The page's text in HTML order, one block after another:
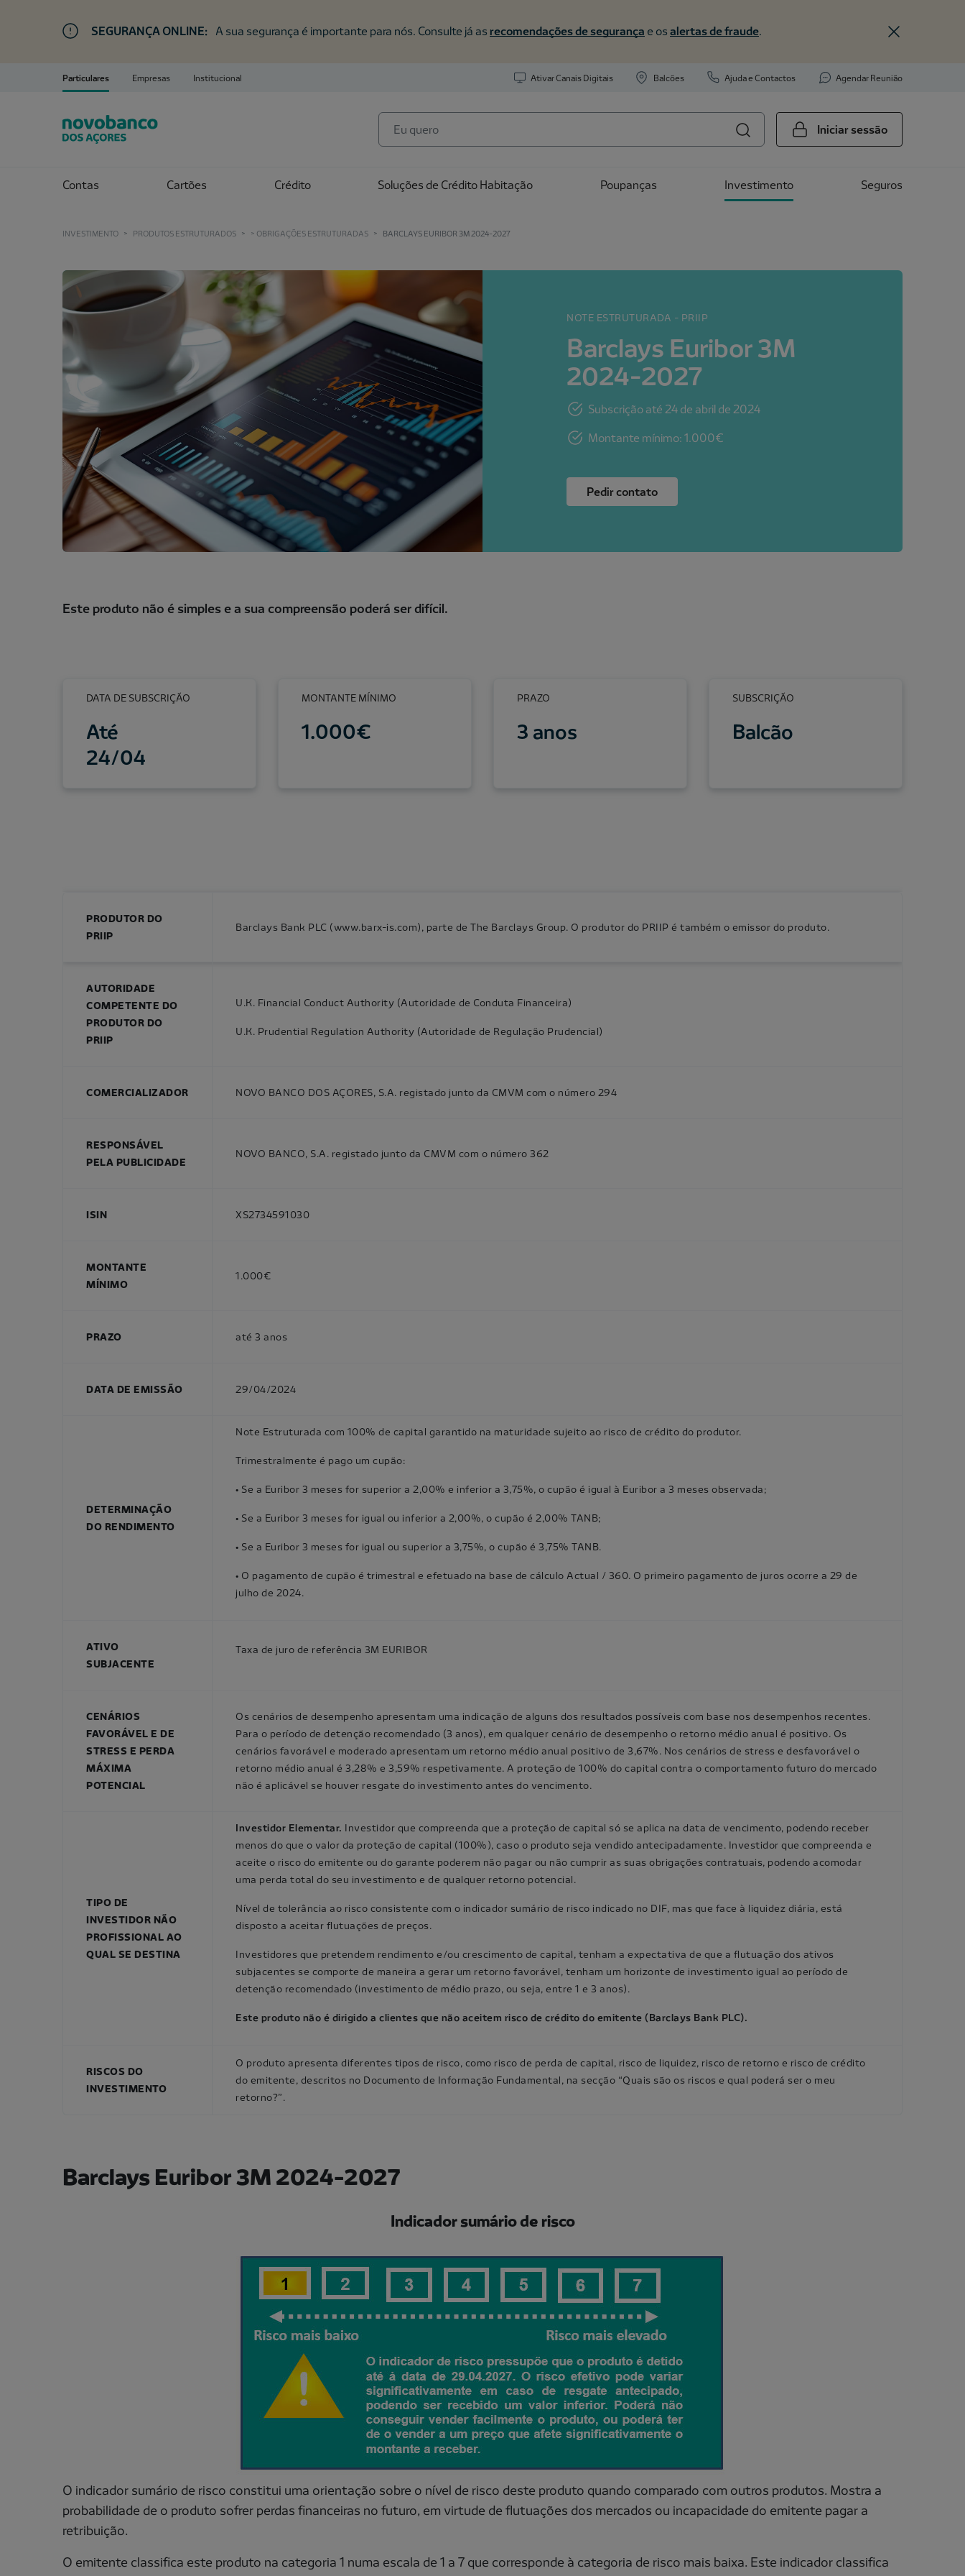
SEGURANÇA ONLINE: A sua segurança é importante para nós. Consulte já as recomendações de segurança e os alertas de fraude
Particulares Empresas Institucional Ativar Canais Digitais Balcões Ajuda e Contactos Agendar Reunião
Iniciar sessão
Contas Cartões Crédito Soluções de Crédito Habitação Poupanças Investimento Seguros
INVESTIMENTO > PRODUTOS ESTRUTURADOS > > OBRIGAÇÕES ESTRUTURADAS > BARCLAYS EURIBOR 3M 2024-2027
NOTE ESTRUTURADA - PRIIP
Barclays Euribor 3M
2024-2027
Subscrição até 24 de abril de 2024
Montante mínimo: 1.000€
Pedir contato
Este produto não é simples e a sua compreensão poderá ser difícil.
DATA DE SUBSCRIÇÃO
Até
24/04
MONTANTE MÍNIMO
1.000€
PRAZO
3 anos
SUBSCRIÇÃO
Balcão
PRODUTOR DO
PRIIP
Barclays Bank PLC (www.barx-is.com), parte de The Barclays Group. O produtor do PRIIP é também o emissor do produto.
AUTORIDADE
COMPETENTE DO
PRODUTOR DO
PRIIP
U.K. Financial Conduct Authority (Autoridade de Conduta Financeira)
U.K. Prudential Regulation Authority (Autoridade de Regulação Prudencial)
COMERCIALIZADOR NOVO BANCO DOS AÇORES, S.A. registado junto da CMVM com o número 294
RESPONSÁVEL
PELA PUBLICIDADE
NOVO BANCO, S.A. registado junto da CMVM com o número 362
ISIN XS2734591030
MONTANTE
MÍNIMO
1.000€
PRAZO até 3 anos
DATA DE EMISSÃO 29/04/2024
DETERMINAÇÃO
DO RENDIMENTO
Note Estruturada com 100% de capital garantido na maturidade sujeito ao risco de crédito do produtor.
Trimestralmente é pago um cupão:
• Se a Euribor 3 meses for superior a 2,00% e inferior a 3,75%, o cupão é igual à Euribor a 3 meses observada;
• Se a Euribor 3 meses for igual ou inferior a 2,00%, o cupão é 2,00% TANB;
• Se a Euribor 3 meses for igual ou superior a 3,75%, o cupão é 3,75% TANB.
• O pagamento de cupão é trimestral e efetuado na base de cálculo Actual / 360. O primeiro pagamento de juros ocorre a 29 de
julho de 2024.
ATIVO
SUBJACENTE
Taxa de juro de referência 3M EURIBOR
CENÁRIOS
FAVORÁVEL E DE
STRESS E PERDA
MÁXIMA
POTENCIAL
Os cenários de desempenho apresentam uma indicação de alguns dos resultados possíveis com base nos desempenhos recentes.
Para o período de detenção recomendado (3 anos), em qualquer cenário de desempenho o retorno médio anual é positivo. Os
cenários favorável e moderado apresentam um retorno médio anual positivo de 3,67%. Nos cenários de stress e desfavorável o
retorno médio anual é 3,28% e 3,59% respetivamente. A proteção de 100% do capital contra o comportamento futuro do mercado
não é aplicável se houver resgate do investimento antes do vencimento.
TIPO DE
INVESTIDOR NÃO
PROFISSIONAL AO
QUAL SE DESTINA
Investidor Elementar. Investidor que compreenda que a proteção de capital só se aplica na data de vencimento, podendo receber
menos do que o valor da proteção de capital (100%), caso o produto seja vendido antecipadamente. Investidor que compreenda e
aceite o risco do emitente ou do garante poderem não pagar ou não cumprir as suas obrigações contratuais, podendo acomodar
uma perda total do seu investimento e de qualquer retorno potencial.
Nível de tolerância ao risco consistente com o indicador sumário de risco indicado no DIF, mas que face à liquidez diária, está
disposto a aceitar flutuações de preços.
Investidores que pretendem rendimento e/ou crescimento de capital, tenham a expectativa de que a flutuação dos ativos
subjacentes se comporte de maneira a gerar um retorno favorável, tenham um horizonte de investimento igual ao período de
detenção recomendado (investimento de médio prazo, ou seja, entre 1 e 3 anos).
Este produto não é dirigido a clientes que não aceitem risco de crédito do emitente (Barclays Bank PLC).
RISCOS DO
INVESTIMENTO
O produto apresenta diferentes tipos de risco, como risco de perda de capital, risco de liquidez, risco de retorno e risco de crédito
do emitente, descritos no Documento de Informação Fundamental, na secção “Quais são os riscos e qual poderá ser o meu
retorno?”.
Barclays Euribor 3M 2024-2027
Indicador sumário de risco
O indicador sumário de risco constitui uma orientação sobre o nível de risco deste produto quando comparado com outros produtos. Mostra a
probabilidade de o produto sofrer perdas financeiras no futuro, em virtude de flutuações dos mercados ou incapacidade do emitente pagar a
retribuição.
O emitente classifica este produto na categoria 1 numa escala de 1 a 7 que corresponde à categoria de risco mais baixa. Este indicador classifica